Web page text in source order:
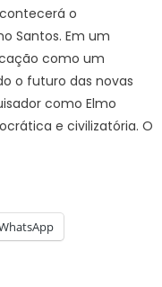
o
Santos. Em um
como um
o futuro das novas
como Elmo
e civilizatória. O